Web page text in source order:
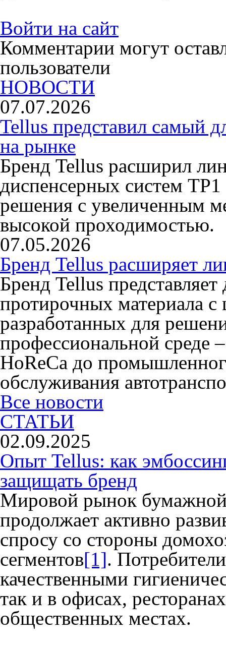
Войти на сайт
Комментарии могут
пользователи
НОВОСТИ
07.07.2026
Tellus представил самый
на рынке
Бренд Tellus расширил
диспенсерных систем
решения с увеличенным
высокой проходимостью.
07.05.2026
Бренд Tellus расширяет
Бренд Tellus
протирочных материала
разработанных для
профессиональной среде
HoReCa до
обслуживания
Все новости
СТАТЬИ
02.09.2025
Опыт Tellus: как
защищать бренд
Мировой рынок бумажной
продолжает активно
спросу со стороны
сегментов[1].
качественными
так и в офисах,
общественных местах.